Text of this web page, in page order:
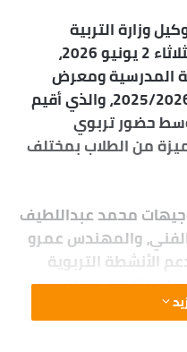
وزارة التربية
والتعليم بأسوان، صباح اليوم الثلاثاء 2 يونيو 2026،
المدرسية ومعرض
التربية الخاصة للعام الدراسي 2025/2026، والذي أقيم
وسط حضور تربوي
من الطلاب بمختلف
محمد عبداللطيف
الفني، والمهندس عمرو
الأنشطة التربوية
لتنمية قدرات
جانب دورها في تعزيز